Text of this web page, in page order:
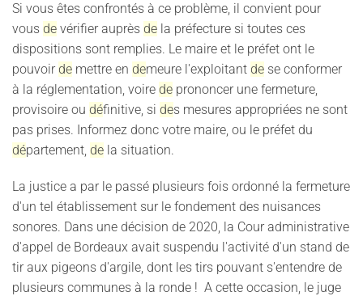
Si vous êtes confrontés à ce problème, il convient pour
vous de vérifier auprès de la préfecture si toutes ces
dispositions sont remplies. Le maire et le préfet ont le
pouvoir de mettre en demeure l'exploitant de se conformer
à la réglementation, voire de prononcer une fermeture,
provisoire ou définitive, si des mesures appropriées ne sont
pas prises. Informez donc votre maire, ou le préfet du
département, de la situation.
La justice a par le passé plusieurs fois ordonné la fermeture
d'un tel établissement sur le fondement des nuisances
sonores. Dans une décision de 2020, la Cour administrative
d'appel de Bordeaux avait suspendu l'activité d'un stand de
tir aux pigeons d'argile, dont les tirs pouvant s'entendre de
plusieurs communes à la ronde ! A cette occasion, le juge